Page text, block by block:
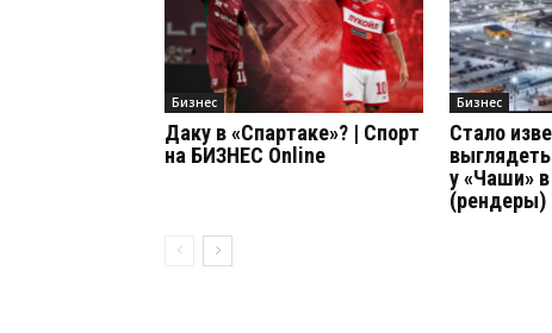
Бизнес
Даку в «Спартаке»? | Спорт
на БИЗНЕС Online
Бизнес
Стало
у «Чаши»
(рендеры)